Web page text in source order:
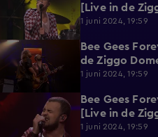
[Live in de
1 juni 2024, 19:59
1:55
Bee Gees
de Ziggo
1 juni 2024, 19:59
2:06
Bee Gees
[Live in de
1 juni 2024, 19:59